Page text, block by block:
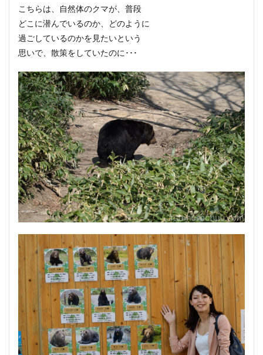
こちらは、自然体のクマが、普段
どこに潜んでいるのか、どのように
過ごしているのかを見たいという
思いで、散策をしていたのに･･･